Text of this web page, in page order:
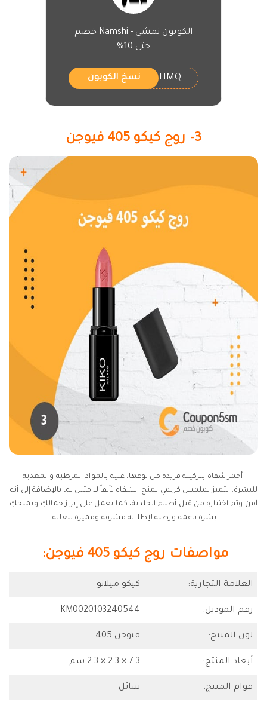
الكوبون نمشي - Namshi خصم
حتى 10%
HMQ نسخ الكوبون
3- روج كيكو 405 فيوجن
أحمر شفاه بتركيبة فريدة من نوعها، غنية بالمواد المرطبة والمغذية
للبشرة، يتميز بملمس كريمي يمنح الشفاه تألقاً لا مثيل له، بالإضافة إلى أنه
آمن وتم اختباره من قبل أطباء الجلدية، كما يعمل على إبراز جمالكِ ويمنحكِ
بشرة ناعمة ورطبة لإطلالة مشرقة ومميزة للغاية.
مواصفات روج كيكو 405 فيوجن:
العلامة التجارية: كيكو ميلانو
رقم الموديل: KM0020103240544
لون المنتج: فيوجن 405
أبعاد المنتج: 7.3 × 2.3 × 2.3 سم
قوام المنتج: سائل